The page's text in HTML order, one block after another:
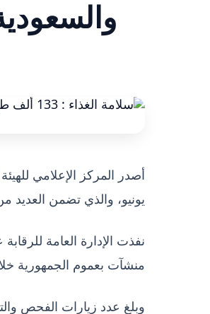
يونيو، والذي تضمن العديد
منشآت بعموم الجمهورية